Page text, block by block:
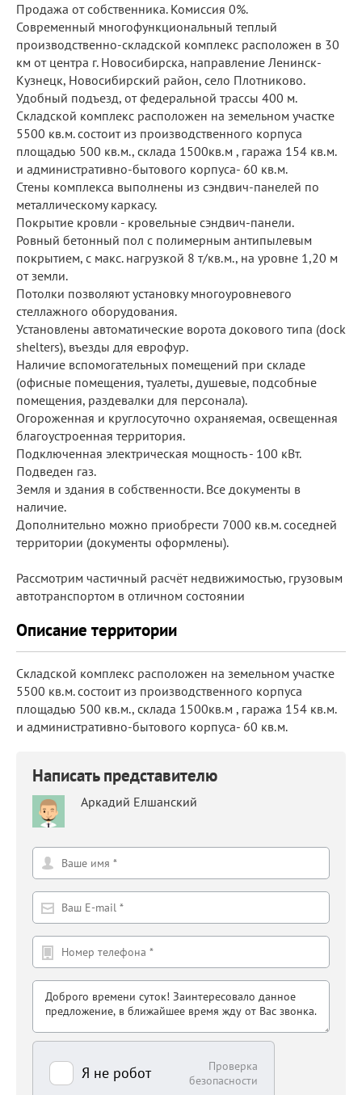
Продажа от собственника. Комиссия 0%.
Современный многофункциональный теплый
производственно-складской комплекс расположен в 30
км от центра г. Новосибирска, направление Ленинск-
Кузнецк, Новосибирский район, село Плотниково.
Удобный подъезд, от федеральной трассы 400 м.
Складской комплекс расположен на земельном участке
5500 кв.м. состоит из производственного корпуса
площадью 500 кв.м., склада 1500кв.м , гаража 154 кв.м.
и административно-бытового корпуса- 60 кв.м.
Стены комплекса выполнены из сэндвич-панелей по
металлическому каркасу.
Покрытие кровли - кровельные сэндвич-панели.
Ровный бетонный пол с полимерным антипылевым
покрытием, с макс. нагрузкой 8 т/кв.м., на уровне 1,20 м
от земли.
Потолки позволяют установку многоуровневого
стеллажного оборудования.
Установлены автоматические ворота докового типа (dock
shelters), въезды для еврофур.
Наличие вспомогательных помещений при складе
(офисные помещения, туалеты, душевые, подсобные
помещения, раздевалки для персонала).
Огороженная и круглосуточно охраняемая, освещенная
благоустроенная территория.
Подключенная электрическая мощность - 100 кВт.
Подведен газ.
Земля и здания в собственности. Все документы в
наличие.
Дополнительно можно приобрести 7000 кв.м. соседней
территории (документы оформлены).
Рассмотрим частичный расчёт недвижимостью, грузовым
автотранспортом в отличном состоянии
Описание территории
Складской комплекс расположен на земельном участке
5500 кв.м. состоит из производственного корпуса
площадью 500 кв.м., склада 1500кв.м , гаража 154 кв.м.
и административно-бытового корпуса- 60 кв.м.
Написать представителю
Аркадий Елшанский
Я не робот
Проверка
безопасности